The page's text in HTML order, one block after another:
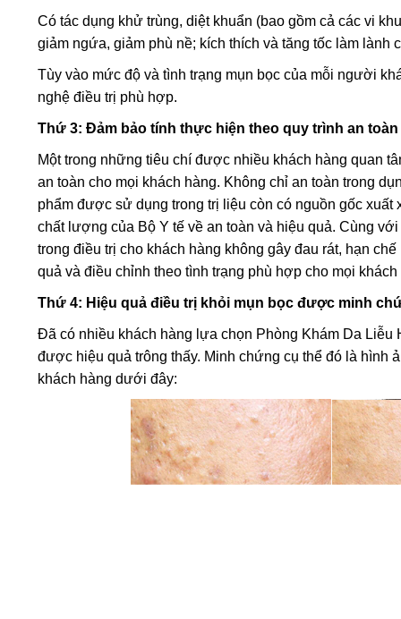
Có tác dụng khử trùng, diệt khuẩn (bao gồm cả các vi
giảm ngứa, giảm phù nề; kích thích và tăng tốc làm lành
Tùy vào mức độ và tình trạng mụn bọc của mỗi người
nghệ điều trị phù hợp.
Thứ 3: Đảm bảo tính thực hiện theo quy trình an
Một trong những tiêu chí được nhiều khách hàng quan
an toàn cho mọi khách hàng. Không chỉ an toàn trong
phẩm được sử dụng trong trị liệu còn có nguồn gốc
chất lượng của Bộ Y tế về an toàn và hiệu quả. Cùng
trong điều trị cho khách hàng không gây đau rát, hạn
quả và điều chỉnh theo tình trạng phù hợp cho mọi khách
Thứ 4: Hiệu quả điều trị khỏi mụn bọc được minh
Đã có nhiều khách hàng lựa chọn Phòng Khám Da Liễu
được hiệu quả trông thấy. Minh chứng cụ thể đó là hình
khách hàng dưới đây: